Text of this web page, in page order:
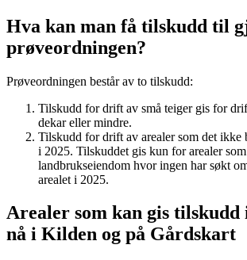
Hva kan man få tilskudd til
prøveordningen?
Prøveordningen består av to tilskudd:
Tilskudd for drift av små teiger gis for
dekar eller mindre.
Tilskudd for drift av arealer som det ikke
i 2025. Tilskuddet gis kun for arealer
landbrukseiendom hvor ingen har søkt
arealet i 2025.
Arealer som kan gis tilskudd
nå i Kilden og på Gårdskart